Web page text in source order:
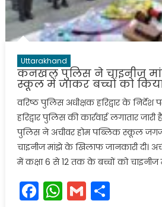
Uttarakhand
कनखल पुलिस ने चाइनीज
स्कूल में जाकर बच्चों को
वरिष्ठ पुलिस अधीक्षक हरिद्वार के
हरिद्वार पुलिस की कार्रवाई लगातार
पुलिस ने अचीवर होम पब्लिक स्कूल
चाइनीज मांझे के खिलाफ जानकारी दी।
में कक्षा 6 से 12 तक के बच्चों को
Facebook
WhatsApp
GmailShare